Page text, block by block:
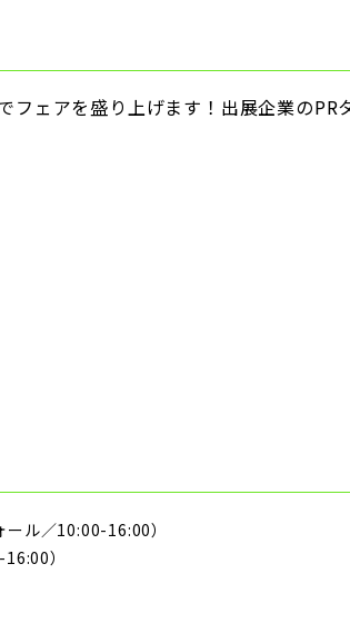
ェアを盛り上げます！出展企業のPR
ール／10:00-16:00）
）